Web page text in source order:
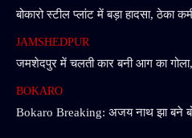
बोकारो स्टील प्लांट में बड़ा हादसा, ठेका
JAMSHEDPUR
जमशेदपुर में चलती कार बनी आग का गोला,
BOKARO
Bokaro Breaking: अजय नाथ झा बने